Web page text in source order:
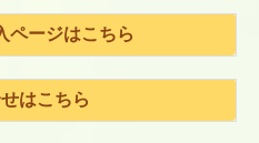
ページはこちら
はこちら